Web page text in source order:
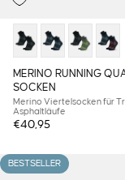
MERINO RUNNING
SOCKEN
Merino Viertelsocken für
Asphaltläufe
€40,95
BESTSELLER